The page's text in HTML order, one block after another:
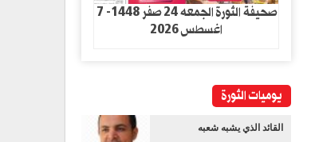
صحيفة الثورة الجمعه 24 صفر 1448- 7
اغسطس 2026
يوميات الثورة
القائد الذي يشبه شعبه